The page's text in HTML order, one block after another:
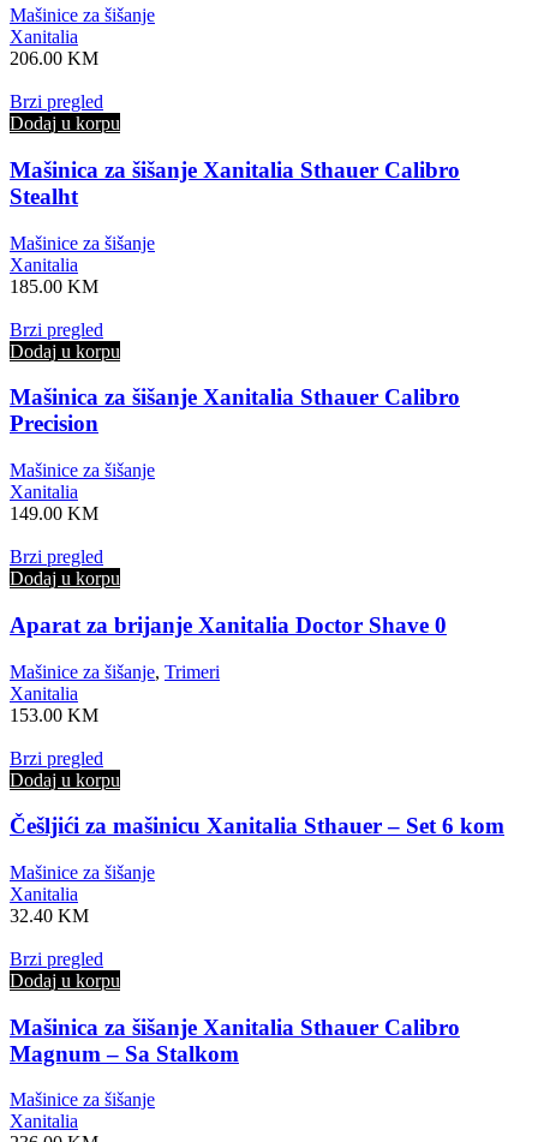
Mašinice za šišanje
Xanitalia
206.00 KM
Brzi pregled
Dodaj u korpu
Mašinica za šišanje Xanitalia Sthauer Calibro
Stealht
Mašinice za šišanje
Xanitalia
185.00 KM
Brzi pregled
Dodaj u korpu
Mašinica za šišanje Xanitalia Sthauer Calibro
Precision
Mašinice za šišanje
Xanitalia
149.00 KM
Brzi pregled
Dodaj u korpu
Aparat za brijanje Xanitalia Doctor Shave 0
Mašinice za šišanje, Trimeri
Xanitalia
153.00 KM
Brzi pregled
Dodaj u korpu
Češljići za mašinicu Xanitalia Sthauer – Set 6 kom
Mašinice za šišanje
Xanitalia
32.40 KM
Brzi pregled
Dodaj u korpu
Mašinica za šišanje Xanitalia Sthauer Calibro
Magnum – Sa Stalkom
Mašinice za šišanje
Xanitalia